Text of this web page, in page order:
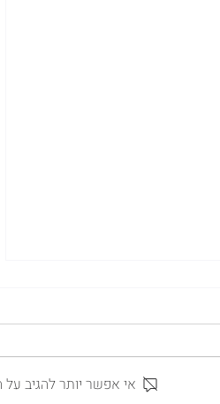
אי אפשר יותר להגיב